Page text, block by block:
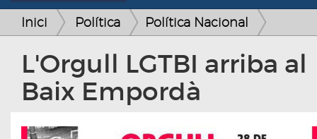
Inici Política Política Nacional
L'Orgull LGTBI arriba al
Baix Empordà